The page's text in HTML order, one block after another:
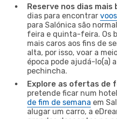
Reserve nos dias mais
dias para encontrar
para Salónica são
feira e quinta-feira. Os
mais caros aos fins de
alta, por isso, voar a
época pode ajudá-lo(a)
pechincha.
Explore as ofertas de
pretende ficar num
de fim de semana em
alugar um carro, a